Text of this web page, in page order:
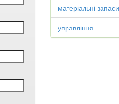
матеріальні запаси
управління